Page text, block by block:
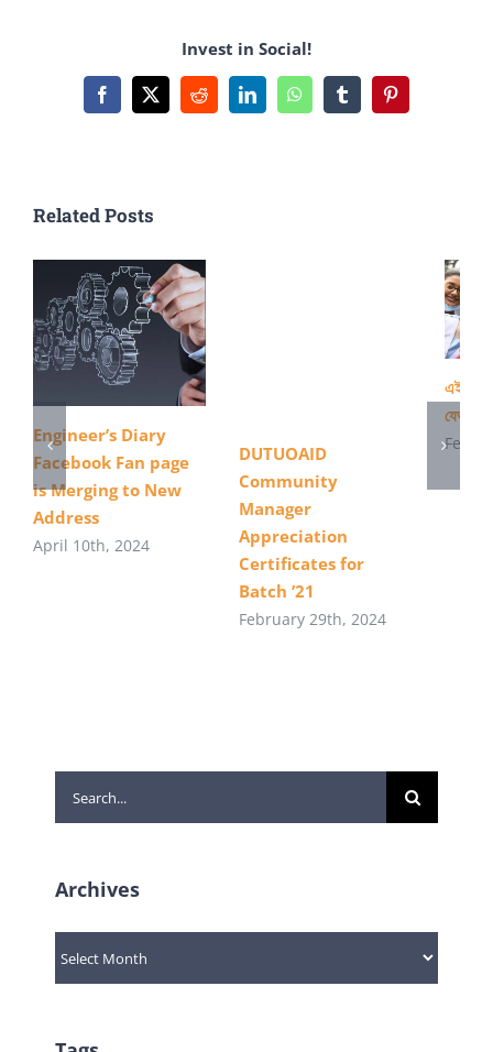
ফেসবুকে
যোগ
Invest in Social!
Facebook
X RedditLinkedInWhatsAppTumblrPinterest
Related Posts
Engineer’s Diary
Facebook Fan page
is Merging to New
Address
April 10th, 2024
DUTUOAID
Community
Manager
Appreciation
Certificates for
Batch ’21
February 29th, 2024
এইস এস
যেভাবে
Search
for:
Archives
Archives